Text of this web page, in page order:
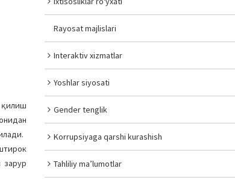
қилиш
зарур
Rayosat majlislari
Interaktiv xizmatlar
Yoshlar siyosati
Gender tenglik
Korrupsiyaga qarshi kurashish
Tahliliy ma’lumotlar